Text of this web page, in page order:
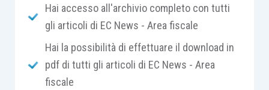
ediliziee in materia diconcessione in
uso promiscuo ai dipendenti di
autoveicoli.
Abbiamo interrogato il nostro sistema di
Hai accesso all'archivio completo con tutti
gli articoli di EC News - Area fiscale
Hai la possibilità di effettuare il download in
pdf di tutti gli articoli di EC News - Area
fiscale